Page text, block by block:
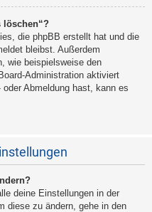
löschen“?
die phpBB erstellt hat und die
bleibst. Außerdem
wie beispielsweise den
Administration aktiviert
Abmeldung hast, kann es
deine Einstellungen in der
diese zu ändern, gehe in den